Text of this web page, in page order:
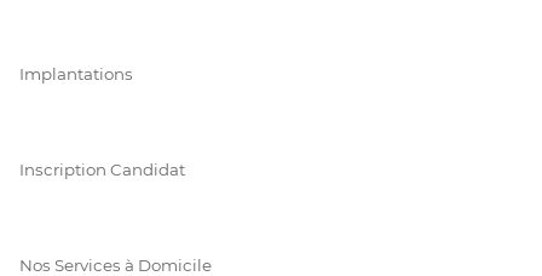
Implantations
Inscription Candidat
Nos Services à Domicile